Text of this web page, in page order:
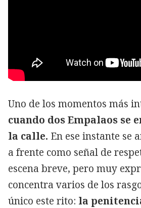
Uno de los momentos más
cuando dos Empalaos se
la calle. En ese instante se
a frente como señal de
escena breve, pero muy
concentra varios de los
único este rito: la